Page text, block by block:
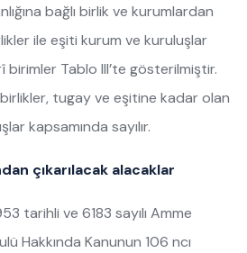
bağlı birlik ve kurumlardan
ile eşiti kurum ve kuruluşlar
birimler Tablo III’te gösterilmiştir.
birlikler, tugay ve eşitine kadar olan
kapsamında sayılır.
çıkarılacak alacaklar
tarihli ve 6183 sayılı Amme
Hakkında Kanunun 106 ncı